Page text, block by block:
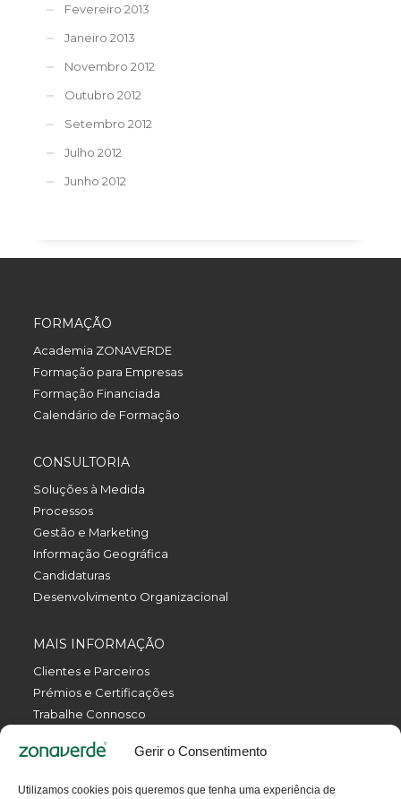
Gerir o Consentimento
Utilizamos cookies pois queremos que tenha uma experiência de
Fevereiro 2013
Janeiro 2013
Novembro 2012
Outubro 2012
Setembro 2012
Julho 2012
Junho 2012
FORMAÇÃO
Academia ZONAVERDE
Formação para Empresas
Formação Financiada
Calendário de Formação
CONSULTORIA
Soluções à Medida
Processos
Gestão e Marketing
Informação Geográfica
Candidaturas
Desenvolvimento Organizacional
MAIS INFORMAÇÃO
Clientes e Parceiros
Prémios e Certificações
Trabalhe Connosco
Política da Qualidade